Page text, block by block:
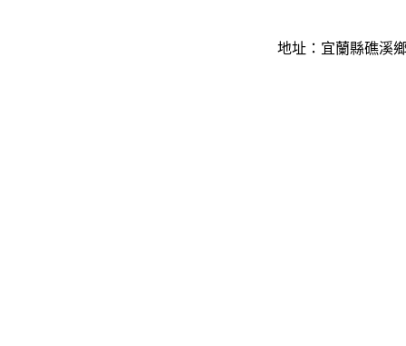
地址：宜蘭縣礁溪